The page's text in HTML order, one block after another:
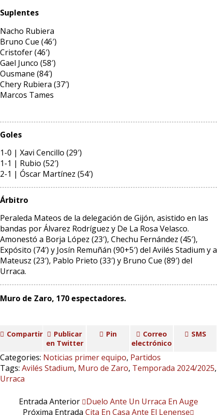
Suplentes
Nacho Rubiera
Bruno Cue (46′)
Cristofer (46′)
Gael Junco (58′)
Ousmane (84′)
Chery Rubiera (37′)
Marcos Tames
Goles
1-0 | Xavi Cencillo (29′)
1-1 | Rubio (52′)
2-1 | Óscar Martínez (54′)
Árbitro
Peraleda Mateos de la delegación de Gijón, asistido en las
bandas por Álvarez Rodríguez y De La Rosa Velasco.
Amonestó a Borja López (23′), Chechu Fernández (45′),
Expósito (74′) y Josín Remuñán (90+5′) del Avilés Stadium y a
Mateusz (23′), Pablo Prieto (33′) y Bruno Cue (89′) del
Urraca.
Muro de Zaro, 170 espectadores.
Compartir
Publicar
en Twitter
Pin
Correo
electrónico
SMS
Categories: Noticias primer equipo, Partidos
Tags: Avilés Stadium, Muro de Zaro, Temporada 2024/2025,
Urraca
Entrada Anterior
Duelo Ante Un Urraca En Auge
Próxima Entrada Cita En Casa Ante El Lenense